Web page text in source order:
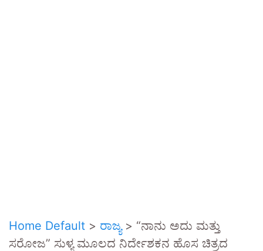
Home Default > ರಾಜ್ಯ> “ನಾನು ಅದು ಮತ್ತು
ಸರೋಜ” ಸುಳ್ಯ ಮೂಲದ ನಿರ್ದೇಶಕನ ಹೊಸ ಚಿತ್ರದ